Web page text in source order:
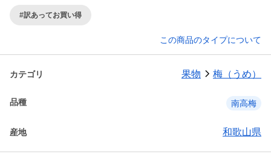
#訳あってお買い得
この商品のタイプについて
カテゴリ 果物 梅（うめ）
品種 南高梅
産地 和歌山県